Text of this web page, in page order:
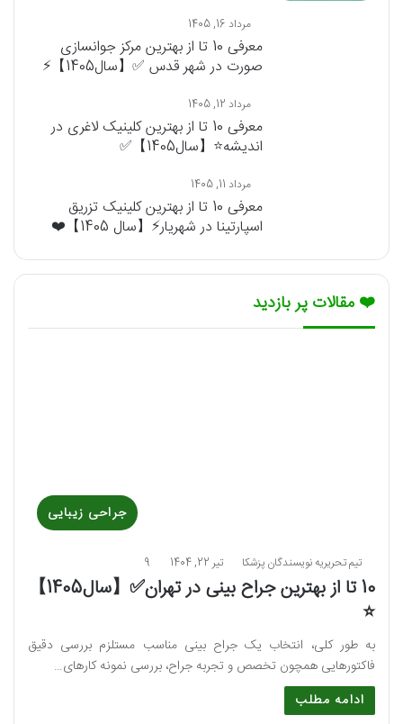
مرداد 16, 1405
معرفی 10 تا از بهترین مرکز جوانسازی
صورت در شهر قدس ✅【سال1405】⚡️
مرداد 12, 1405
معرفی 10 تا از بهترین کلینیک لاغری در
اندیشه⭐【سال1405】✅
مرداد 11, 1405
معرفی 10 تا از بهترین کلینیک تزریق
اسپارتینا در شهریار⚡【سال 1405】❤️
❤️ مقالات پر بازدید
جراحی زیبایی
تیم تحریریه نویسندگان پزشکا تیر 22, 1404 9
10 تا از بهترین جراح بینی در تهران✅【سال1405】
⭐
به طور کلی، انتخاب یک جراح بینی مناسب مستلزم بررسی دقیق
فاکتورهایی همچون تخصص و تجربه جراح، بررسی نمونه کارهای…
ادامه مطلب